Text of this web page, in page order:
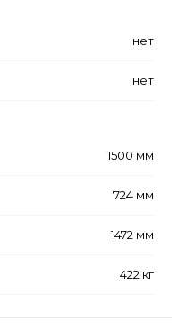
нет
нет
1500 мм
724 мм
1472 мм
422 кг